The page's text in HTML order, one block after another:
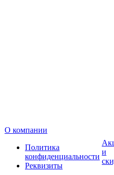
О компании
Политика
конфиденциальности
Реквизиты
и